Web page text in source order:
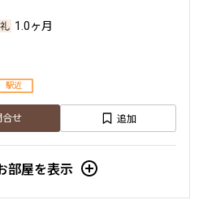
1.0ヶ月
駅近
合せ 追加
部屋を表示